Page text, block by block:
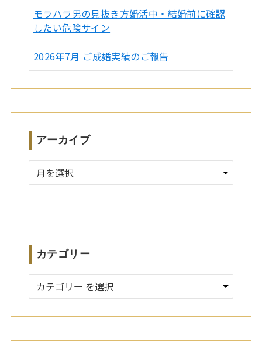
モラハラ男の見抜き方婚活中・結婚前に確認
したい危険サイン
2026年7月 ご成婚実績のご報告
アーカイブ
ー
カテゴリー